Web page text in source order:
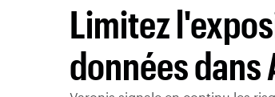
Limitez
données dans